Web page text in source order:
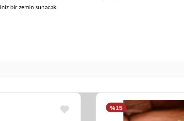
bir zemin sunacak.
%15